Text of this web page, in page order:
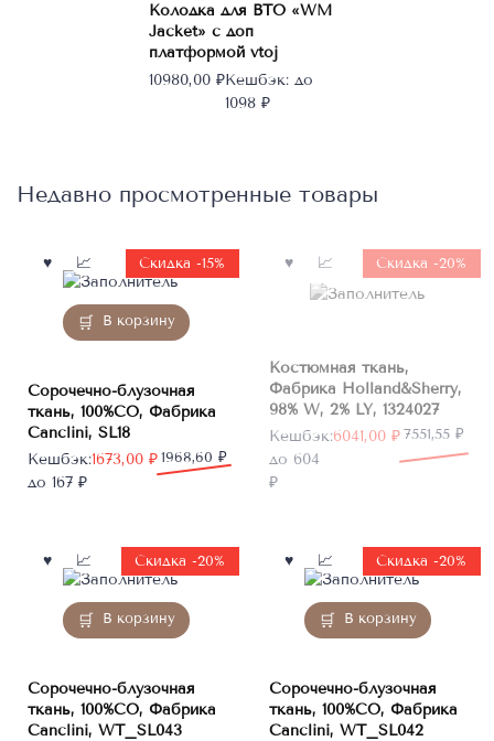
Колодка для ВТО «WM
Jacket» с доп
платформой vtoj
10980,00 ₽Кешбэк:до
1098 ₽
Недавно просмотренные товары
В корзину
Скидка -15%
Сорочечно-блузочная
ткань, 100%CO, Фабрика
Canclini, SL18
1968,60 ₽
Первоначальная
цена
1673,00 ₽
Текущая
цена:
Кешбэк:
до 167 ₽
Нет в
наличииСкидка -20%
Костюмная ткань,
Фабрика Holland&Sherry,
98% W, 2% LY, 1324027
7551,55 ₽
Первоначальная
цена
составляла
6041,00 ₽
Текущая
цена:
6041,00 ₽.
Кешбэк:
до 604
₽
В корзину
Скидка -20%
Сорочечно-блузочная
ткань, 100%CO, Фабрика
Canclini, WT_SL043
В корзину
Скидка -20%
Сорочечно-блузочная
ткань, 100%CO, Фабрика
Canclini, WT_SL042